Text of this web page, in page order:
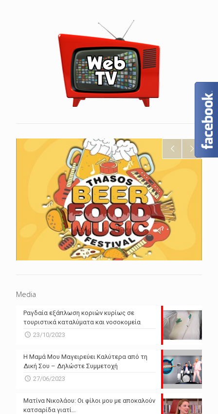
Media
Ραγδαία εξάπλωση κοριών κυρίως σε
τουριστικά καταλύματα και νοσοκομεία
23/10/2023
Η Μαμά Μου Μαγειρεύει Καλύτερα από τη
Δική Σου – Δηλώστε Συμμετοχή
27/06/2023
Ματίνα Νικολάου: Οι φίλοι μου με αποκαλούν
κατσαρίδα γιατί…